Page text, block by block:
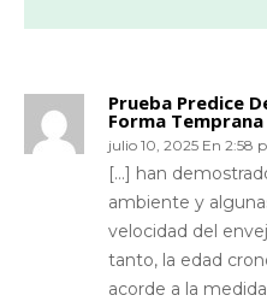
Prueba Predice
Forma
julio 10, 2025 En 2:58
[…] han
ambiente y
velocidad del
tanto, la edad
acorde a la